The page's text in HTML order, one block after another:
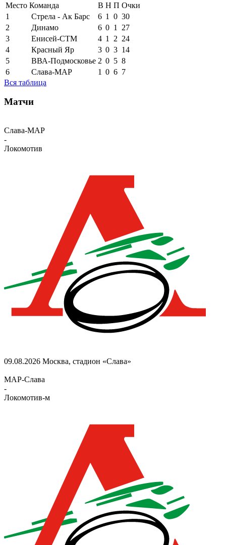
Место Команда В Н П Очки
1
Стрела - Ак Барс 6 1 0 30
2
Динамо 6 0 1
27
3
Енисей-СТМ 4 1 2 24
4
Красный Яр 3 0 3 14
5
ВВА-Подмосковье 2 0 5 8
6
Слава-МАР 1 0 6 7
Вся таблица
Матчи
Слава-МАР
-
Локомотив
09.08.2026 Москва, стадион «Слава»
МАР-Слава
-
Локомотив-м